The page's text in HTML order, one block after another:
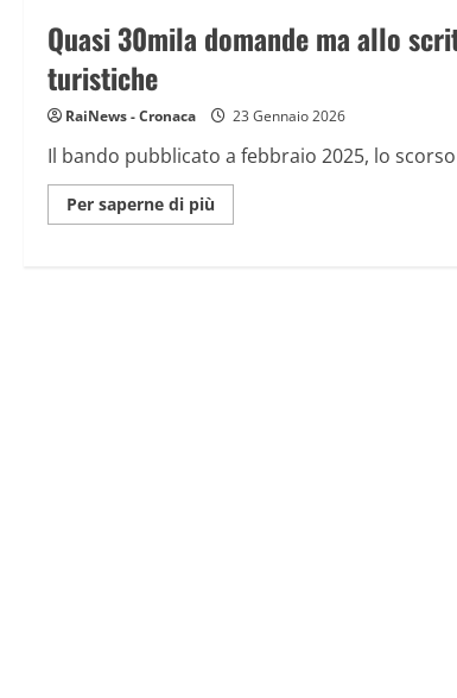
Quasi 30mila domande ma allo
turistiche
RaiNews - Cronaca 23 Gennaio 2026
Il bando pubblicato a febbraio 2025, lo
Per saperne di più
informazioni